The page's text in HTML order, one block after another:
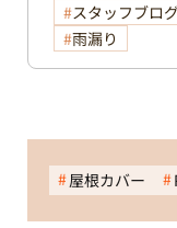
スタッフブロ
雨漏り
屋根カバー